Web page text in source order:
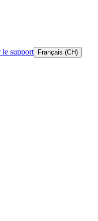
le support Français (CH)